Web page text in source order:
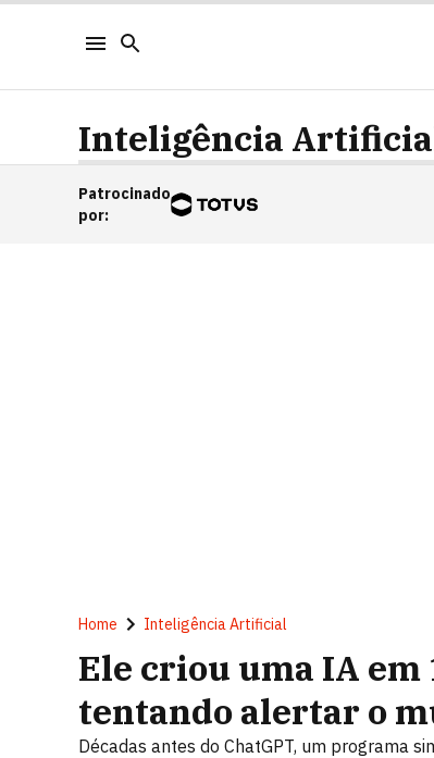
Inteligência
Patrocinado
por:
Home Inteligência Artificial
Ele criou uma IA em
tentando alertar o
Décadas antes do ChatGPT, um programa